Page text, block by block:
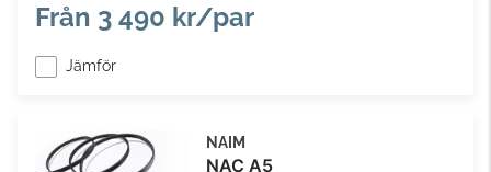
Från 3 490 kr/par
Jämför
NAIM
NAC A5